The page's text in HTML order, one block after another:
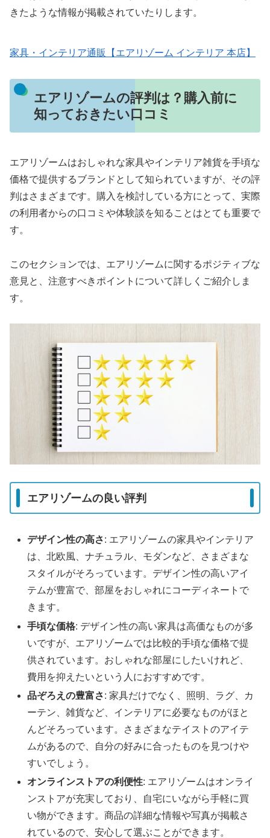
きたような情報が掲載されていたりします。
家具・インテリア通販【エアリゾーム インテリア 本店】
エアリゾームの評判は？購入前に
知っておきたい口コミ
エアリゾームはおしゃれな家具やインテリア雑貨を手頃な
価格で提供するブランドとして知られていますが、その評
判はさまざまです。購入を検討している方にとって、実際
の利用者からの口コミや体験談を知ることはとても重要で
す。
このセクションでは、エアリゾームに関するポジティブな
意見と、注意すべきポイントについて詳しくご紹介しま
す。
エアリゾームの良い評判
デザイン性の高さ: エアリゾームの家具やインテリア
は、北欧風、ナチュラル、モダンなど、さまざまな
スタイルがそろっています。デザイン性の高いアイ
テムが豊富で、部屋をおしゃれにコーディネートで
きます。
手頃な価格: デザイン性の高い家具は高価なものが多
いですが、エアリゾームでは比較的手頃な価格で提
供されています。おしゃれな部屋にしたいけれど、
費用を抑えたいという人におすすめです。
品ぞろえの豊富さ: 家具だけでなく、照明、ラグ、カ
ーテン、雑貨など、インテリアに必要なものがほと
んどそろっています。さまざまなテイストのアイテ
ムがあるので、自分の好みに合ったものを見つけや
すいでしょう。
オンラインストアの利便性: エアリゾームはオンライ
ンストアが充実しており、自宅にいながら手軽に買
い物ができます。商品の詳細な情報や写真が掲載さ
れているので、安心して選ぶことができます。